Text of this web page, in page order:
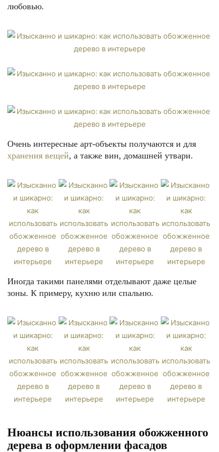
любовью.
Очень интересные арт-объекты получаются и для
хранения вещей, а также вин, домашней утвари.
Иногда такими панелями отделывают даже целые
зоны. К примеру, кухню или спальню.
Нюансы использования обожженного
дерева в оформлении фасадов